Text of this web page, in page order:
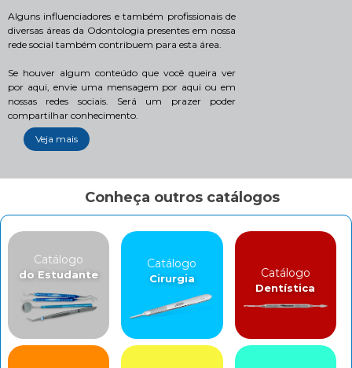
Alguns influenciadores e também profissionais de
diversas áreas da Odontologia presentes em nossa
rede social também contribuem para esta área.
Se houver algum conteúdo que você queira ver
por aqui, envie uma mensagem por aqui ou em
nossas redes sociais. Será um prazer poder
compartilhar conhecimento.
Veja mais
Conheça outros catálogos
Catálogo
do Estudante
Catálogo
Cirurgia Catálogo
Dentística